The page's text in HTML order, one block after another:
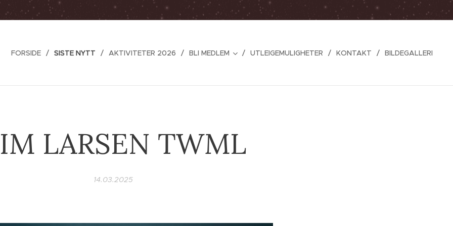
FORSIDE SISTE NYTT AKTIVITETER 2026 BLI MEDLEM UTLEIGEMULIGHETER KONTAKT BILDEGALLERI
LARSEN TWML
14.03.2025